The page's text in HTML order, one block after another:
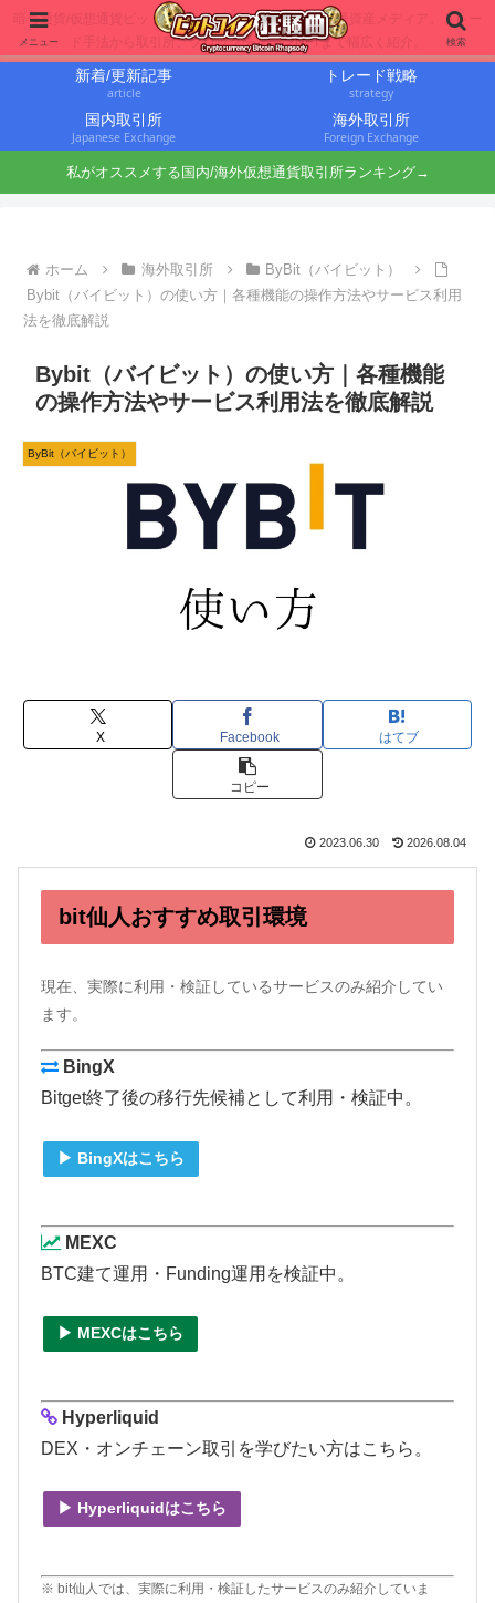
暗号通貨/仮想通貨ビットコインに投資するbit仙人の暗号資産メディア。トレー
ド手法から取引所、ブロックチェーンNFTまで幅広く紹介。
新着/更新記事
article
トレード戦略
strategy
国内取引所
Japanese Exchange
海外取引所
Foreign Exchange
私がオススメする国内/海外仮想通貨取引所ランキング→
ホーム 海外取引所
ByBit（バイビット）
Bybit（バイビット）の使い方｜各種機能の操作方法やサービス利用
法を徹底解説
Bybit（バイビット）の使い方｜各種機能
の操作方法やサービス利用法を徹底解説
ByBit（バイビット）
X Facebook はてブ
コピー
2023.06.30 2026.08.04
bit仙人おすすめ取引環境
現在、実際に利用・検証しているサービスのみ紹介してい
ます。
BingX
Bitget終了後の移行先候補として利用・検証中。
▶ BingXはこちら
MEXC
BTC建て運用・Funding運用を検証中。
▶ MEXCはこちら
Hyperliquid
DEX・オンチェーン取引を学びたい方はこちら。
▶ Hyperliquidはこちら
※ bit仙人では、実際に利用・検証したサービスのみ紹介していま
メニュー 検索